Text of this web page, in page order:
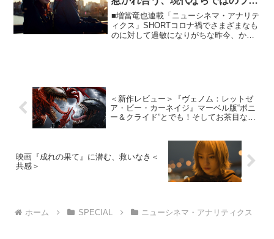
ストーリー
■増當竜也連載「ニューシネマ・アナリテ
ィクス」SHORTコロナ禍でさまざまなも
のに対して過敏になりがちな昨今、かな
＜新作レビュー＞『ヴェノム：レットゼ
ア・ビー・カーネイジ』マーベル版“ボニ
ー＆クライド”とでも！そしてお茶目なト
映画『成れの果て』に潜む、救いなき＜
共感＞
ホーム SPECIAL ニューシネマ・アナリティクス